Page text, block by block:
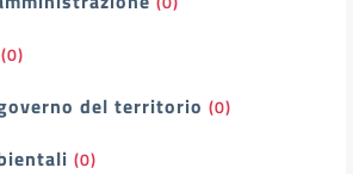
(0)
del territorio (0)
(0)